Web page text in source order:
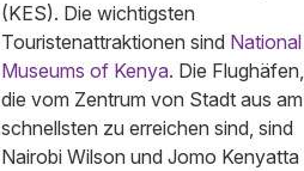
(KES). Die wichtigsten
Touristenattraktionen sind National
Museums of Kenya. Die Flughäfen,
die vom Zentrum von Stadt aus am
schnellsten zu erreichen sind, sind
Nairobi Wilson und Jomo Kenyatta